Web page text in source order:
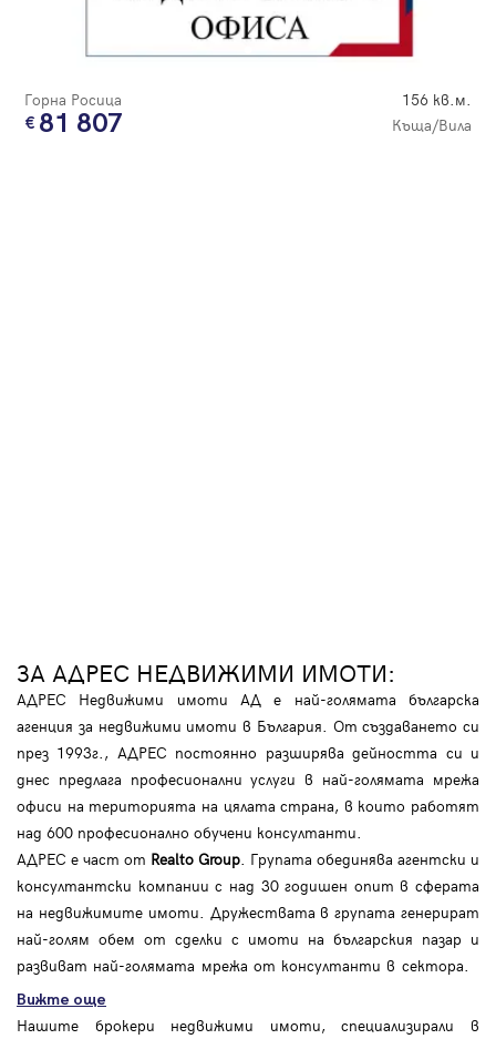
Горна Росица 156 кв.м.
81 807 Къща/Вила
ЗА АДРЕС НЕДВИЖИМИ ИМОТИ:
АДРЕС Недвижими имоти АД е най-голямата българска
агенция за недвижими имоти в България. От създаването си
през 1993г., АДРЕС постоянно разширява дейността си и
днес предлага професионални услуги в най-голямата мрежа
офиси на територията на цялата страна, в които работят
над 600 професионално обучени консултанти.
АДРЕС е част от Realto Group. Групата обединява агентски и
консултантски компании с над 30 годишен опит в сферата
на недвижимите имоти. Дружествата в групата генерират
най-голям обем от сделки с имоти на българския пазар и
развиват най-голямата мрежа от консултанти в сектора.
Вижте още
Нашите брокери недвижими имоти, специализирали в